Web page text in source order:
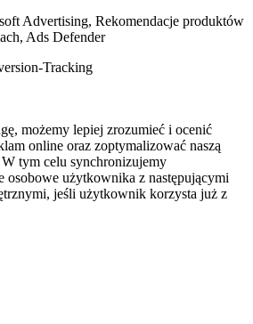
Advertising, Rekomendacje produktów
Ads Defender
Tracking
możemy lepiej zrozumieć i ocenić
online oraz zoptymalizować naszą
tym celu synchronizujemy
osobowe użytkownika z następującymi
jeśli użytkownik korzysta już z